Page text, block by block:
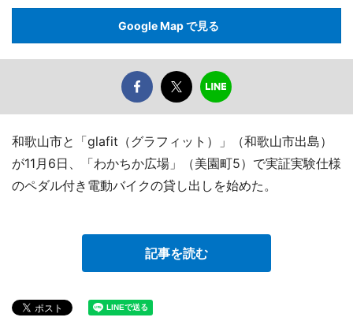
Google Map で見る
和歌山市と「glafit（グラフィット）」（和歌山市出島）
が11月6日、「わかちか広場」（美園町5）で実証実験仕様
のペダル付き電動バイクの貸し出しを始めた。
記事を読む